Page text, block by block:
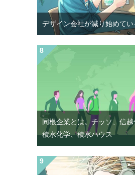
デザイン会社が減り始めてい
同根企業とは。チッソ、信越
積水化学、積水ハウス